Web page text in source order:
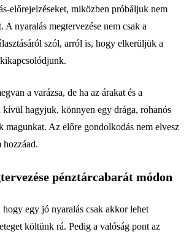
előrejelzéseket, miközben próbáljuk nem
nyaralás megtervezése nem csak a
szól, arról is, hogy elkerüljük a
a varázsa, de ha az árakat és a
kívül hagyjuk, könnyen egy drága, rohanós
magunkat. Az előre gondolkodás nem elvesz
hozzáad.
pénztárcabarát módon
egy jó nyaralás csak akkor lehet
költünk rá. Pedig a valóság pont az